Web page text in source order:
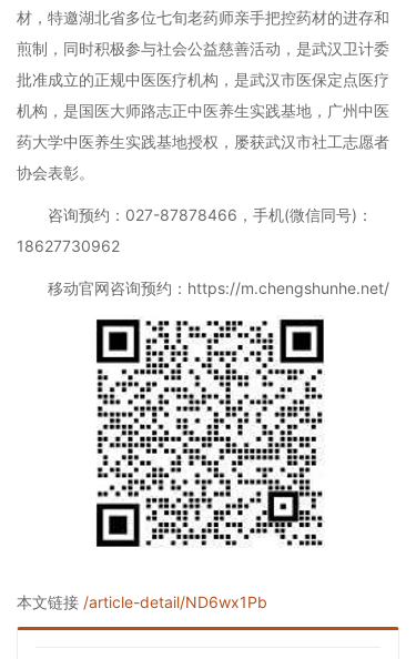
材，特邀湖北省多位七旬老药师亲手把控药材的进存和
煎制，同时积极参与社会公益慈善活动，是武汉卫计委
批准成立的正规中医医疗机构，是武汉市医保定点医疗
机构，是国医大师路志正中医养生实践基地，广州中医
药大学中医养生实践基地授权，屡获武汉市社工志愿者
协会表彰。
咨询预约：027-87878466，手机(微信同号)：
18627730962
移动官网咨询预约：https://m.chengshunhe.net/
本文链接 /article-detail/ND6wx1Pb